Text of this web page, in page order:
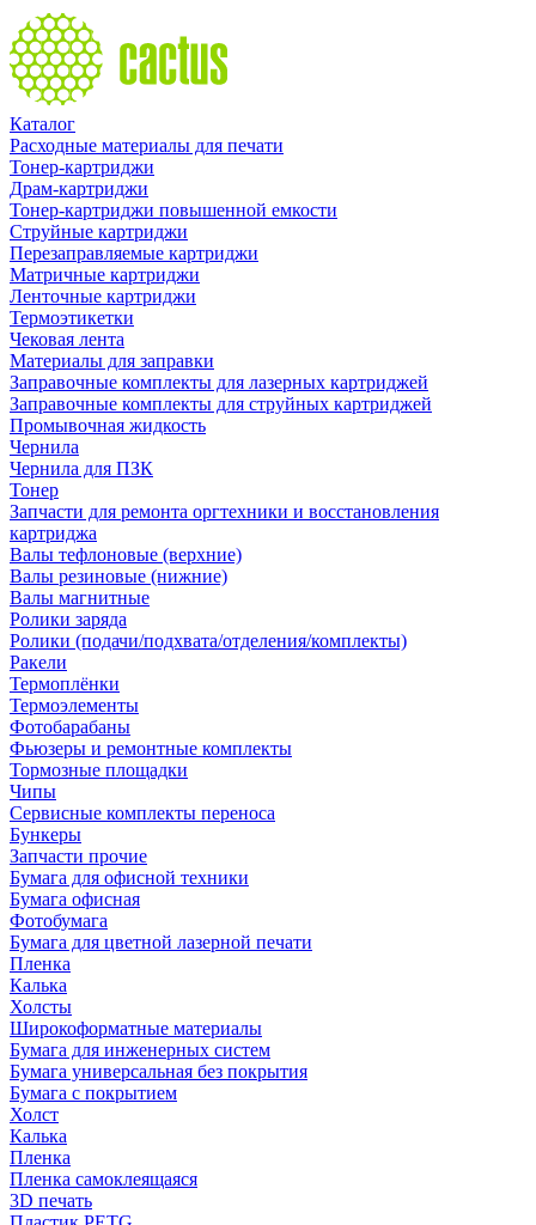
Каталог
Расходные материалы для печати
Тонер-картриджи
Драм-картриджи
Тонер-картриджи повышенной емкости
Струйные картриджи
Перезаправляемые картриджи
Матричные картриджи
Ленточные картриджи
Термоэтикетки
Чековая лента
Материалы для заправки
Заправочные комплекты для лазерных картриджей
Заправочные комплекты для струйных картриджей
Промывочная жидкость
Чернила
Чернила для ПЗК
Тонер
Запчасти для ремонта оргтехники и восстановления
картриджа
Валы тефлоновые (верхние)
Валы резиновые (нижние)
Валы магнитные
Ролики заряда
Ролики (подачи/подхвата/отделения/комплекты)
Ракели
Термоплёнки
Термоэлементы
Фотобарабаны
Фьюзеры и ремонтные комплекты
Тормозные площадки
Чипы
Сервисные комплекты переноса
Бункеры
Запчасти прочие
Бумага для офисной техники
Бумага офисная
Фотобумага
Бумага для цветной лазерной печати
Пленка
Калька
Холсты
Широкоформатные материалы
Бумага для инженерных систем
Бумага универсальная без покрытия
Бумага с покрытием
Холст
Калька
Пленка
Пленка самоклеящаяся
3D печать